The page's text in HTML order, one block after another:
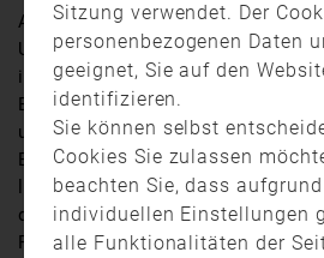
Am Donnerstagabend ist aus
Ursache ein Brand im Keller
in
Neusitzim Landkreis Ansbach
Bewohner des Hauses bemerkte
und rief Polizei und Feuerwehr.
Eintreffen eine starke
löschten den Brand, der
des Hauses ausgebrochen war.
Feuerwehrmänner erlitt bei den
Sitzung verwendet. Der
personenbezogenen Daten
geeignet, Sie auf den
identifizieren.
Sie können selbst
Cookies Sie zulassen
beachten Sie, dass
individuellen Einstellungen
alle Funktionalitäten der